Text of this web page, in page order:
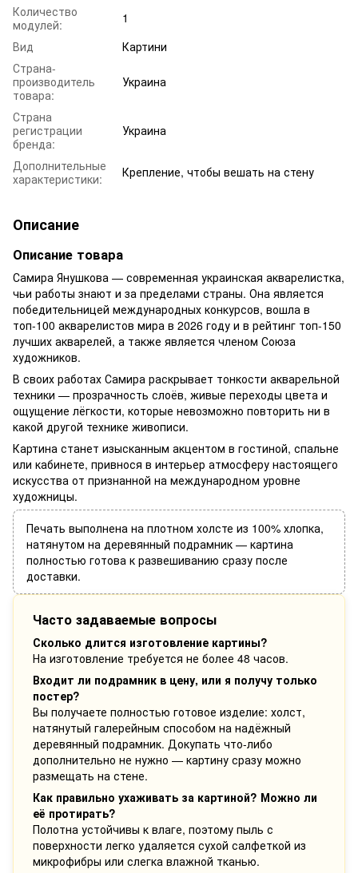
Количество
модулей:
1
Вид
Картини
Страна-
производитель
товара:
Украина
Страна
регистрации
бренда:
Украина
Дополнительные
характеристики:
Крепление, чтобы вешать на стену
Описание
Описание товара
Самира Янушкова — современная украинская акварелистка,
чьи работы знают и за пределами страны. Она является
победительницей международных конкурсов, вошла в
топ-100 акварелистов мира в 2026 году и в рейтинг топ-150
лучших акварелей, а также является членом Союза
художников.
В своих работах Самира раскрывает тонкости акварельной
техники — прозрачность слоёв, живые переходы цвета и
ощущение лёгкости, которые невозможно повторить ни в
какой другой технике живописи.
Картина станет изысканным акцентом в гостиной, спальне
или кабинете, привнося в интерьер атмосферу настоящего
искусства от признанной на международном уровне
художницы.
Печать выполнена на плотном холсте из 100% хлопка,
натянутом на деревянный подрамник — картина
полностью готова к развешиванию сразу после
доставки.
Часто задаваемые вопросы
Сколько длится изготовление картины?
На изготовление требуется не более 48 часов.
Входит ли подрамник в цену, или я получу только
постер?
Вы получаете полностью готовое изделие: холст,
натянутый галерейным способом на надёжный
деревянный подрамник. Докупать что-либо
дополнительно не нужно — картину сразу можно
размещать на стене.
Как правильно ухаживать за картиной? Можно ли
её протирать?
Полотна устойчивы к влаге, поэтому пыль с
поверхности легко удаляется сухой салфеткой из
микрофибры или слегка влажной тканью.